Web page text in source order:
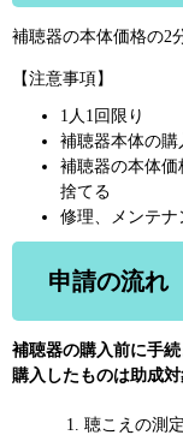
補聴器の本体価格の2
【注意事項】
1人1回限り
補聴器本体の購
補聴器の本体価
捨てる
修理、メンテ
申請の流れ
補聴器の購入前に手
購入したものは助成対
聴こえの測